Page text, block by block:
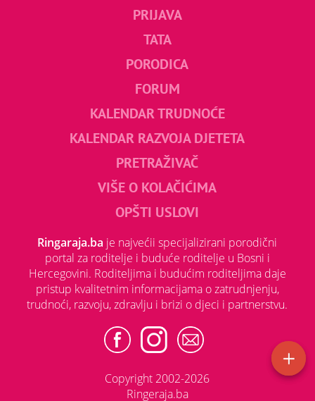
PRIJAVA
TATA
PORODICA
FORUM
KALENDAR TRUDNOĆE
KALENDAR RAZVOJA DJETETA
PRETRAŽIVAČ
VIŠE O KOLAČIĆIMA
OPŠTI USLOVI
Ringaraja.ba je najvećii specijalizirani porodični
portal za roditelje i buduće roditelje u Bosni i
Hercegovini. Roditeljima i budućim roditeljima daje
pristup kvalitetnim informacijama o zatrudnjenju,
trudnoći, razvoju, zdravlju i brizi o djeci i partnerstvu.
Copyright 2002-2026
Ringeraja.ba